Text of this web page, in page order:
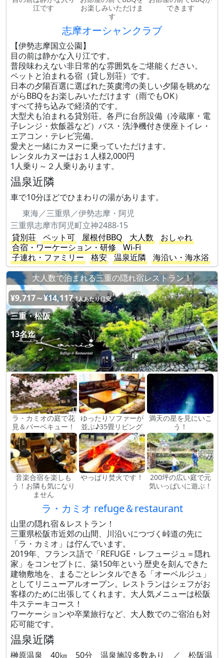
江です
お楽しみいただけま
す
できます
志摩オーシャンクラブ
【伊勢志摩国立公園】
目の前は静かな入り江です。
普段味わえない非日常的な雰囲気をご堪能ください。
ペットと泊まれる宿（貸し別荘）です。
日本の夕陽百選に選ばれた英虞湾の美しい夕陽を眺めな
がらBBQをお楽しみいただけます（雨でもOK）
すべて持ち込みで経済的です。
大型犬も泊まれる貸別荘。各戸に台所設備（冷蔵庫・電
子レンジ・炊飯器など）バス・洗浄機付き便座トイレ・
エアコン・テレビ完備。
愛犬と一緒にカヌーに乗っていただけます。
レンタルカヌーはお１人様2,000円
1人乗り～２人乗りあります。
温泉近隣
車で10分ほどでひまわりの湯があります。
東海／三重県／伊勢志摩・阿児
三重県志摩市阿児町立神2488-15
貸別荘
ペット可 屋根付BBQ 大人数
おしゃれ
合宿・ワーケーション・研修
Wi-Fi
子連れ・ファミリー
格安 温泉近隣
海沿い・海水浴
大人数で泊まれる三重の隠れ宿レストラン！
¥9,717～¥14,117 1人あたり目安
三重・松阪
13名迄
ラ・カミオの庭で花
見＆バーベキュー！
ゆったりソファーが
並ぶ♪35畳リビング
満天の星を見にいこ
う！
音楽合宿を楽しも
う！お隣も気になり
ません
やっぱり焚火です！
200坪の広い庭で元
気いっぱいに遊ぶ！
ラ・カミオ refuge＆restaurant
山里の隠れ宿＆レストラン！
三重県松阪市近郊の山間、川沿いにつづく峠道の先に
「ラ・カミオ」は佇んでいます。
2019年、フランス語で「REFUGE・レフュージュ＝隠れ
家」をコンセプトに、築150年という歴史を刻んできた
建物敷地を、まるごとレンタルできる「オーベルジュ」
としてリニューアルオープン。レストランはシェフがお
客様のために出張してくれます。大人気メニューは松阪
牛ステーキコース！
ワーケーションや卒業旅行など、大人数でのご宿泊も対
応可能です。
温泉近隣
榊原温泉 40㎞ 50分 温泉施設多数あり ／ 松阪温